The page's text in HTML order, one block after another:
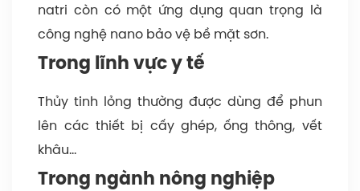
natri còn có một ứng dụng quan trọng là
công nghệ nano bảo vệ bề mặt sơn.
Trong lĩnh vực y tế
Thủy tinh lỏng thường được dùng để phun
lên các thiết bị cấy ghép, ống thông, vết
khâu…
Trong ngành nông nghiệp